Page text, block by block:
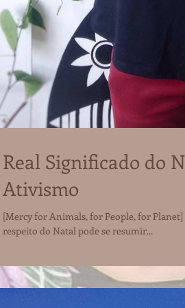
Real Significado do
Ativismo
[Mercy for Animals, for People, for
respeito do Natal pode se resumir...